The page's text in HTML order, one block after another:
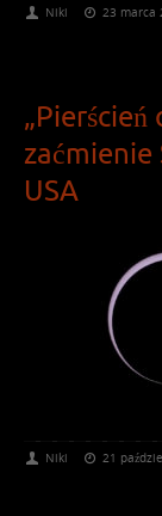
Niki 23 marca
zaćmienie
USA
Niki 21